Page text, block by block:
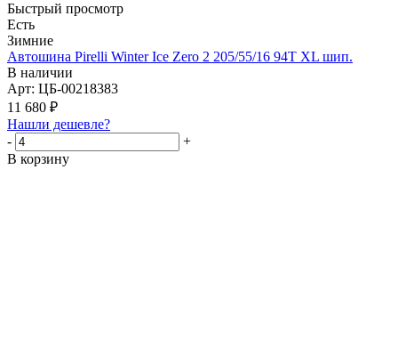
Быстрый просмотр
Есть
Зимние
Автошина Pirelli Winter Ice Zero 2 205/55/16 94T XL шип.
В наличии
Арт: ЦБ-00218383
11 680 ₽
Нашли дешевле?
-
+
В корзину